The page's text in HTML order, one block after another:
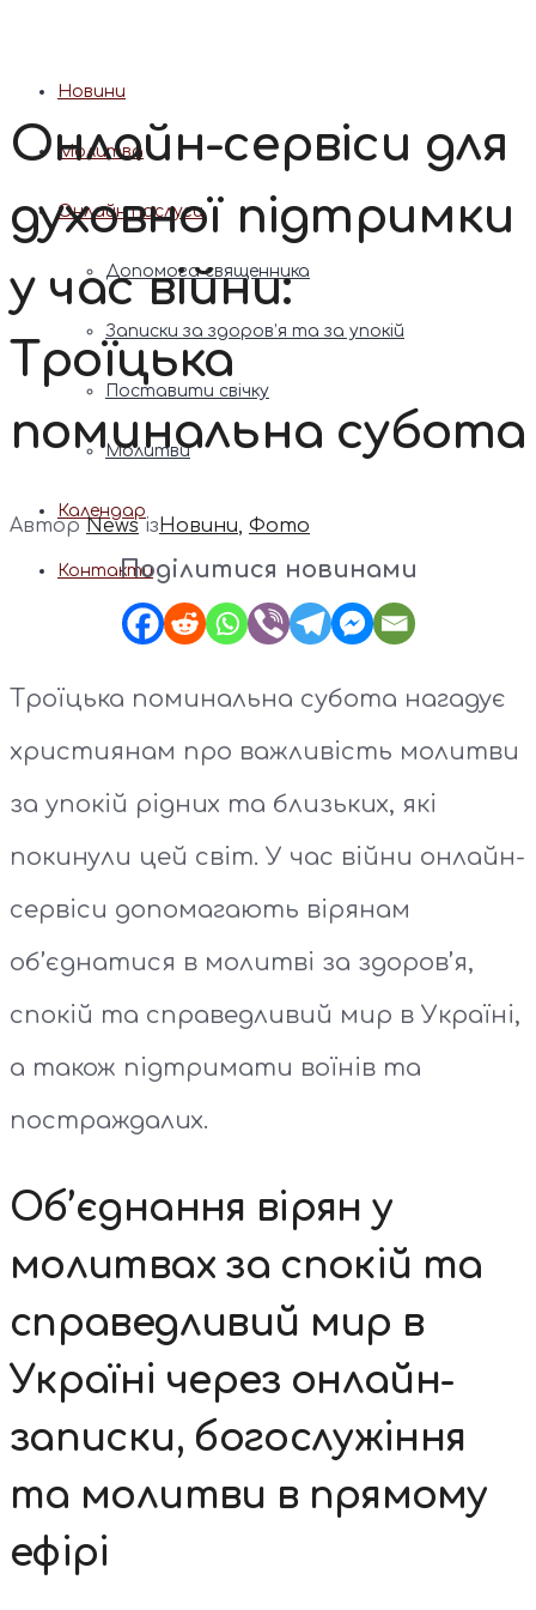
Новини
Молитва
Онлайн послуги
Допомога священника
Записки за здоров’я та за упокій
Поставити свічку
Молитви
Календар
Контакти
Онлайн-сервіси для
духовної підтримки
у час війни:
Троїцька
поминальна субота
АвторNews ізНовини, Фото
Поділитися новинами
Троїцька поминальна субота нагадує
християнам про важливість молитви
за упокій рідних та близьких, які
покинули цей світ. У час війни онлайн-
сервіси допомагають вірянам
об’єднатися в молитві за здоров’я,
спокій та справедливий мир в Україні,
а також підтримати воїнів та
постраждалих.
Об’єднання вірян у
молитвах за спокій та
справедливий мир в
Україні через онлайн-
записки, богослужіння
та молитви в прямому
ефірі